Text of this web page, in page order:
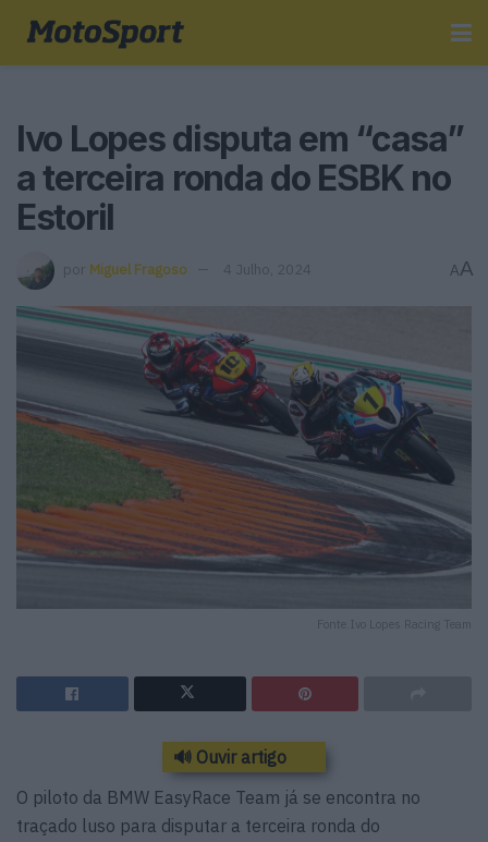
Ivo Lopes disputa em “casa”
a terceira ronda do ESBK no
Estoril
por Miguel Fragoso 4 Julho, 2024 AA
Fonte.Ivo Lopes Racing Team
🔊 Ouvir artigo
O piloto da BMW EasyRace Team já se encontra no
traçado luso para disputar a terceira ronda do